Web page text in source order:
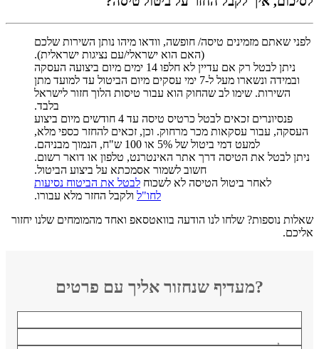
לפני שאתם מזמינים טיסה/ חופשה, וודאו מיהו נותן השירות שלכם
(האם הוא ישראלי/עם נציגות ישראלית).
ניתן לבטל רק אם עדיין לא חלפו 14 ימים מיום ביצועה העסקה
ובמידה ונשארו מעל ל-7 ימי עסקים מיום הביטול עד למועד מתן
השירות. שימו לב שהחוק הוא עבור טיסות הלוך חזור לישראל
בלבד.
פנסיונרים זכאים לבטל כרטיס טיסה עד 4 חודשים מיום ביצוע
העסקה, עבור עסקאות מכר מרחוק. וכן, זכאים להחזר כספי מלא,
למעט דמי ביטול של 5% או 100 ש"ח, הנמוך מבניהם.
ניתן לבטל את הטיסה דרך אתר האינטרנט, טלפון או דואר רשום.
חשוב לשמור אסמכתא על ביצוע הביטול.
לאחר ביטול הטיסה לא לשכוח לבטל את הביטוח נסיעות
לחו"ל ולקבל החזר מלא עבורו.
שאלות נוספות? שלחו לנו הודעה בוואטסאפ ואחד מהמומחים שלנו יחזור
אליכם.
מעדיף שנחזור אליך עם פרטים?
שם